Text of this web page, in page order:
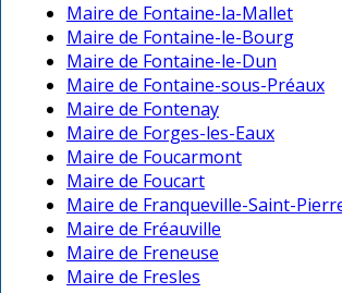
Maire de Fontaine-la-Mallet
Maire de Fontaine-le-Bourg
Maire de Fontaine-le-Dun
Maire de Fontaine-sous-Préaux
Maire de Fontenay
Maire de Forges-les-Eaux
Maire de Foucarmont
Maire de Foucart
Maire de Franqueville-Saint-
Maire de Fréauville
Maire de Freneuse
Maire de Fresles